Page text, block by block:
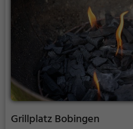
Grillplatz Bobingen